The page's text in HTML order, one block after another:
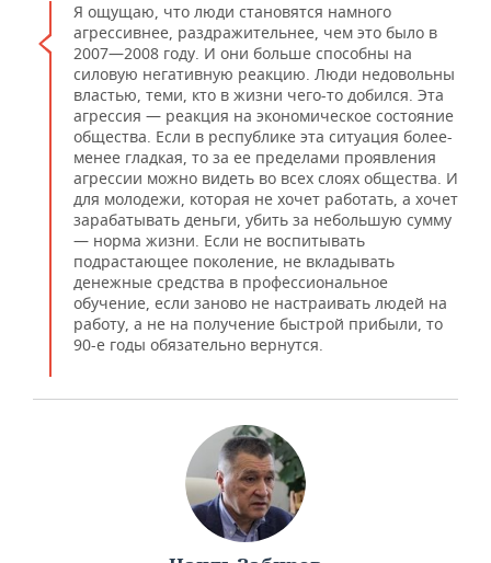
Я ощущаю, что люди становятся намного
агрессивнее, раздражительнее, чем это было в
2007—2008 году. И они больше способны на
силовую негативную реакцию. Люди недовольны
властью, теми, кто в жизни чего-то добился. Эта
агрессия — реакция на экономическое состояние
общества. Если в республике эта ситуация более-
менее гладкая, то за ее пределами проявления
агрессии можно видеть во всех слоях общества. И
для молодежи, которая не хочет работать, а хочет
зарабатывать деньги, убить за небольшую сумму
— норма жизни. Если не воспитывать
подрастающее поколение, не вкладывать
денежные средства в профессиональное
обучение, если заново не настраивать людей на
работу, а не на получение быстрой прибыли, то
90-е годы обязательно вернутся.